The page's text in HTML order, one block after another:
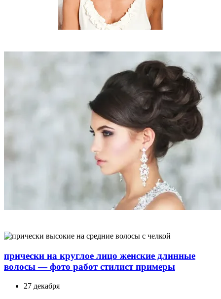
прически на круглое лицо женские длинные
волосы — фото работ стилист примеры
27 декабря